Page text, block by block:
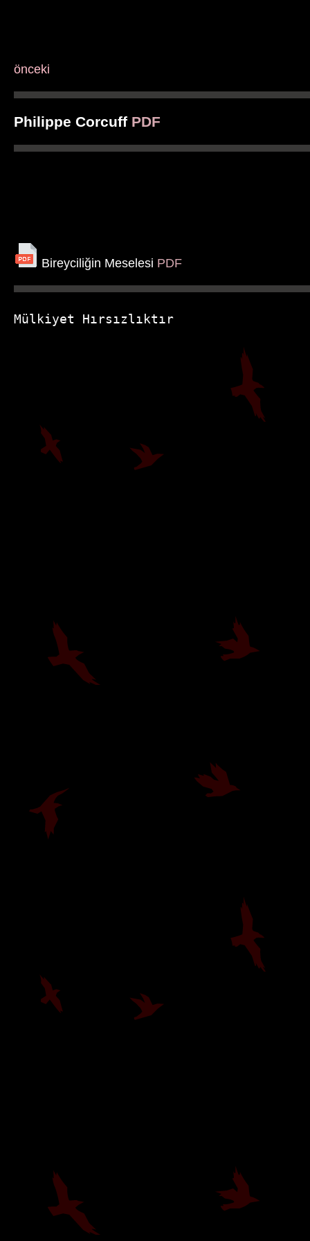
önceki
Philippe Corcuff PDF
Bireyciliğin Meselesi PDF
Mülkiyet Hırsızlıktır